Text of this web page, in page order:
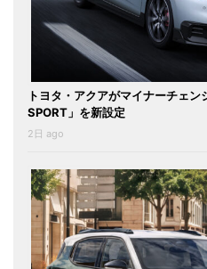
トヨタ・アクアがマイナーチェ
SPORT」を新設定
2日 ago